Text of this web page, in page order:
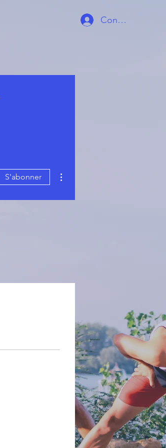
Connexion
S'abonner